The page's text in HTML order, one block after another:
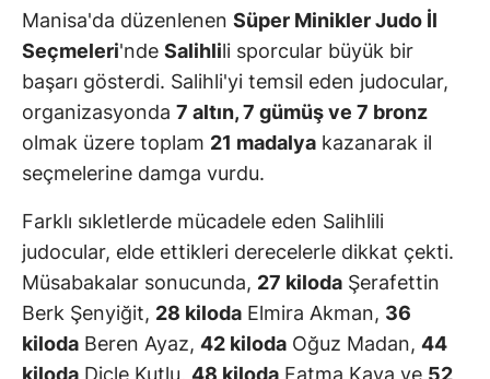
Manisa'da düzenlenen Süper Minikler Judo İl
Seçmeleri'nde Salihlili sporcular büyük bir
başarı gösterdi. Salihli'yi temsil eden judocular,
organizasyonda 7 altın, 7 gümüş ve 7 bronz
olmak üzere toplam 21 madalya kazanarak il
seçmelerine damga vurdu.
Farklı sıkletlerde mücadele eden Salihlili
judocular, elde ettikleri derecelerle dikkat çekti.
Müsabakalar sonucunda, 27 kiloda Şerafettin
Berk Şenyiğit, 28 kiloda Elmira Akman, 36
kiloda Beren Ayaz, 42 kiloda Oğuz Madan, 44
kiloda Dicle Kutlu, 48 kiloda Fatma Kaya ve 52